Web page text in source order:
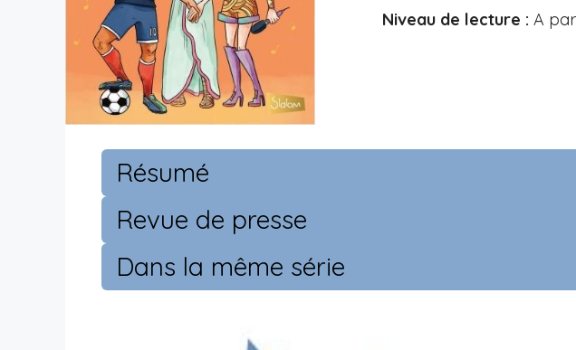
Niveau de lecture : A
Résumé
Revue de presse
Dans la même série